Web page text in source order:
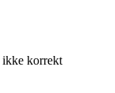
ikke korrekt